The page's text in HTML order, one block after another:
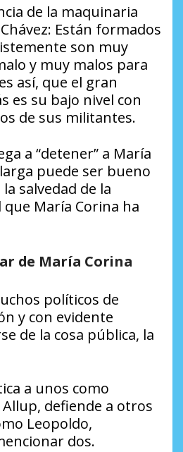
de la maquinaria
Están formados
son muy
y muy malos para
así, que el gran
es su bajo nivel con
de sus militantes.
a “detener” a María
puede ser bueno
salvedad de la
María Corina ha
de María Corina
políticos de
y con evidente
de la cosa pública, la
a unos como
Allup, defiende a otros
Leopoldo,
dos.